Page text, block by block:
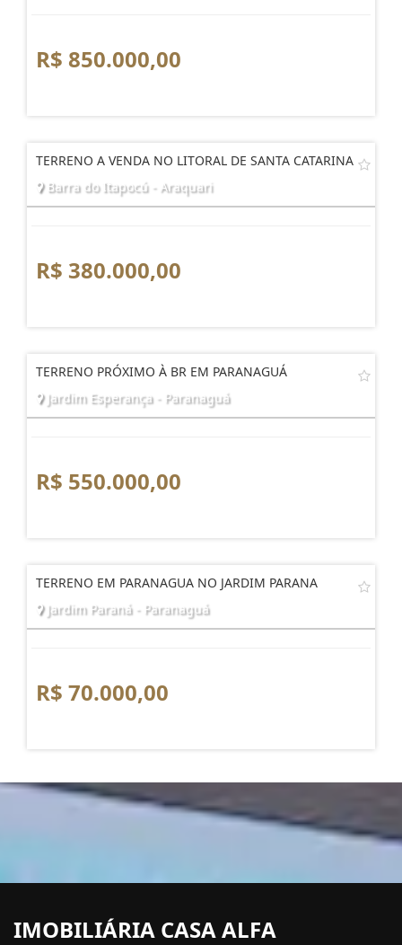
R$ 850.000,00
TERRENO A VENDA NO LITORAL DE SANTA CATARINA
Barra do Itapocú - Araquari
R$ 380.000,00
TERRENO PRÓXIMO À BR EM PARANAGUÁ
Jardim Esperança - Paranaguá
R$ 550.000,00
TERRENO EM PARANAGUA NO JARDIM PARANA
Jardim Paraná - Paranaguá
R$ 70.000,00
IMOBILIÁRIA CASA ALFA